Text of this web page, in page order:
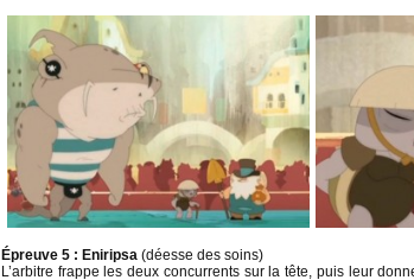
Épreuve 5 : Eniripsa (déesse des soins)
L’arbitre frappe les deux concurrents sur la tête, puis leur